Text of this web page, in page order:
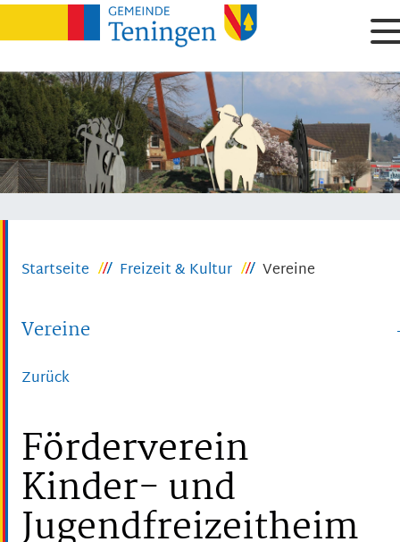
Startseite Freizeit & Kultur Vereine
Vereine
Zurück
Förderverein
Kinder- und
Jugendfreizeitheim